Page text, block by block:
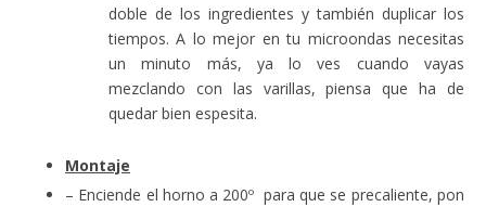
doble de los ingredientes y también duplicar los
tiempos. A lo mejor en tu microondas necesitas
un minuto más, ya lo ves cuando vayas
mezclando con las varillas, piensa que ha de
quedar bien espesita.
Montaje
– Enciende el horno a 200º para que se precaliente, pon